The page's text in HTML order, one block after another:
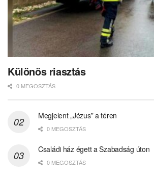
Különös riasztás
0 MEGOSZTÁS
Megjelent „Jézus” a téren
0 MEGOSZTÁS
Családi ház égett a Szabadság úton
0 MEGOSZTÁS